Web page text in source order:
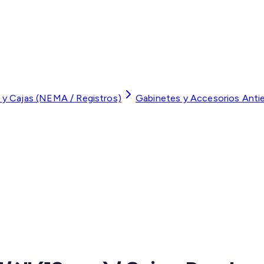
Cajas (NEMA / Registros) Gabinetes y Accesorios